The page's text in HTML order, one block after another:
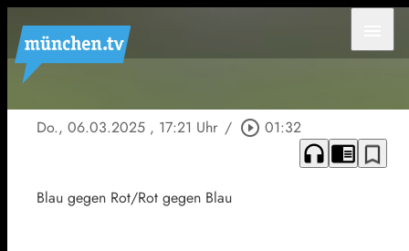
Do., 06.03.2025 , 17:21 Uhr / play_circle_outline 01:32
headphones chrome_reader_mode bookmark_border
Blau gegen Rot/Rot gegen Blau